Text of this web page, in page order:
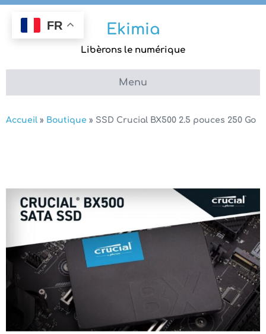
Aller
contenu
Ekimia
Libèrons le numérique
Menu
Accueil » Boutique » SSD Crucial BX500 2.5 pouces 250 Go
FR